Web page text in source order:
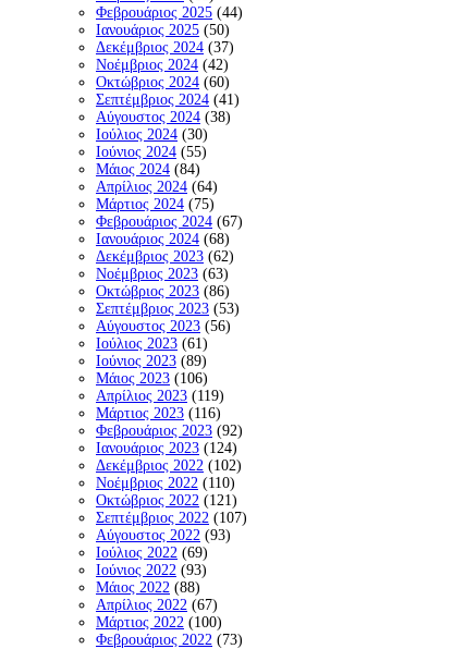
Φεβρουάριος 2025 (44)
Ιανουάριος 2025 (50)
Δεκέμβριος 2024 (37)
Νοέμβριος 2024 (42)
Οκτώβριος 2024 (60)
Σεπτέμβριος 2024 (41)
Αύγουστος 2024 (38)
Ιούλιος 2024 (30)
Ιούνιος 2024 (55)
Μάιος 2024 (84)
Απρίλιος 2024 (64)
Μάρτιος 2024 (75)
Φεβρουάριος 2024 (67)
Ιανουάριος 2024 (68)
Δεκέμβριος 2023 (62)
Νοέμβριος 2023 (63)
Οκτώβριος 2023 (86)
Σεπτέμβριος 2023 (53)
Αύγουστος 2023 (56)
Ιούλιος 2023 (61)
Ιούνιος 2023 (89)
Μάιος 2023 (106)
Απρίλιος 2023 (119)
Μάρτιος 2023 (116)
Φεβρουάριος 2023 (92)
Ιανουάριος 2023 (124)
Δεκέμβριος 2022 (102)
Νοέμβριος 2022 (110)
Οκτώβριος 2022 (121)
Σεπτέμβριος 2022 (107)
Αύγουστος 2022 (93)
Ιούλιος 2022 (69)
Ιούνιος 2022 (93)
Μάιος 2022 (88)
Απρίλιος 2022 (67)
Μάρτιος 2022 (100)
Φεβρουάριος 2022 (73)